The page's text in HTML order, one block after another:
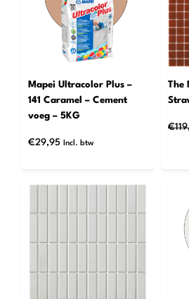
Mapei Ultracolor Plus –
141 Caramel – Cement
voeg – 5KG
€29,95 Incl. btw
The
€